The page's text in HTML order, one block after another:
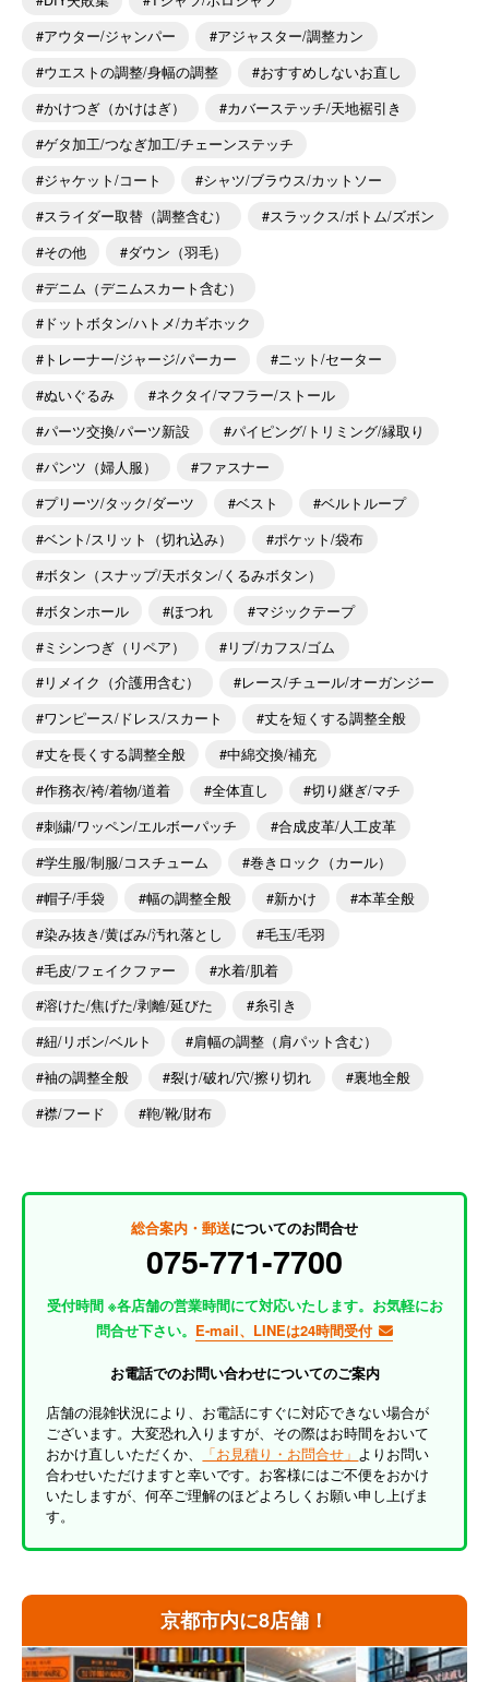
京都市内に8店舗！
アウター/ジャンパー
アジャスター/調整カン
ウエストの調整/身幅の調整
おすすめしないお直し
かけつぎ（かけはぎ）
カバーステッチ/天地裾引き
ゲタ加工/つなぎ加工/チェーンステッチ
ジャケット/コート
シャツ/ブラウス/カットソー
スライダー取替（調整含む）
スラックス/ボトム/ズボン
その他
ダウン（羽毛）
デニム（デニムスカート含む）
ドットボタン/ハトメ/カギホック
トレーナー/ジャージ/パーカー
ニット/セーター
ぬいぐるみ
ネクタイ/マフラー/ストール
パーツ交換/パーツ新設
パイピング/トリミング/縁取り
パンツ（婦人服）
ファスナー
プリーツ/タック/ダーツ
ベスト
ベルトループ
ベント/スリット（切れ込み）
ポケット/袋布
ボタン（スナップ/天ボタン/くるみボタン）
ボタンホール
ほつれ
マジックテープ
ミシンつぎ（リペア）
リブ/カフス/ゴム
リメイク（介護用含む）
レース/チュール/オーガンジー
ワンピース/ドレス/スカート
丈を短くする調整全般
丈を長くする調整全般
中綿交換/補充
作務衣/袴/着物/道着
全体直し
切り継ぎ/マチ
刺繍/ワッペン/エルボーパッチ
合成皮革/人工皮革
学生服/制服/コスチューム
巻きロック（カール）
帽子/手袋
幅の調整全般 新かけ
本革全般
染み抜き/黄ばみ/汚れ落とし
毛玉/毛羽
毛皮/フェイクファー
水着/肌着
溶けた/焦げた/剥離/延びた
糸引き
紐/リボン/ベルト
肩幅の調整（肩パット含む）
袖の調整全般
裂け/破れ/穴/擦り切れ
裏地全般
襟/フード
鞄/靴/財布
総合案内・郵送についてのお問合せ
075-771-7700
受付時間 ※各店舗の営業時間にて対応いたします。お気軽にお
問合せ下さい。 E-mail、LINEは24時間受付
お電話でのお問い合わせについてのご案内
店舗の混雑状況により、お電話にすぐに対応できない場合が
ございます。大変恐れ入りますが、その際はお時間をおいて
おかけ直しいただくか、
「お見積り・お問合せ」 よりお問い
合わせいただけますと幸いです。お客様にはご不便をおかけ
いたしますが、何卒ご理解のほどよろしくお願い申し上げま
す。